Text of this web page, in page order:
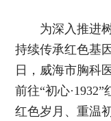
为深入推进
持续传承红色基
日，威海市胸科
前往“初心
红色岁月、重温